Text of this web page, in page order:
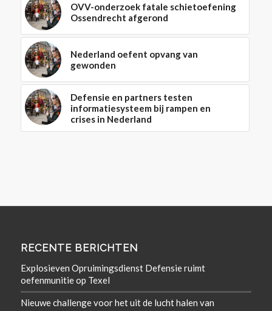
OVV-onderzoek fatale schietoefening
Ossendrecht afgerond
Nederland oefent opvang van
gewonden
Defensie en partners testen
informatiesysteem bij rampen en
crises in Nederland
RECENTE BERICHTEN
Explosieven Opruimingsdienst Defensie ruimt
oefenmunitie op Texel
Nieuwe challenge voor het uit de lucht halen van